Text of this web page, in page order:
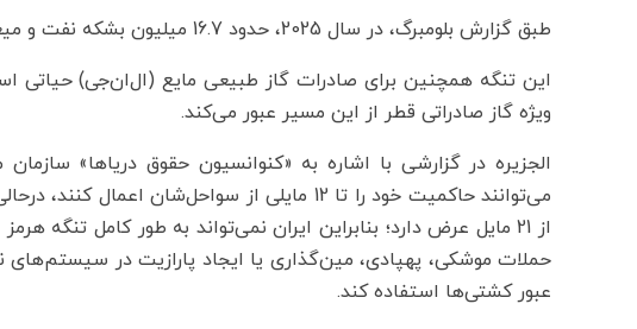
طبق گزارش بلومبرگ، در سال 2025، حدود 16.7 میلیون بشکه نفت و میعانات روزانه از این تنگه عبور کرده است.
این تنگه همچنین برای صادرات گاز طبیعی مایع (ال‌ان‌جی) حیاتی
ویژه گاز صادراتی قطر از این مسیر عبور می‌کند.
الجزیره در گزارشی با اشاره به «کنوانسیون حقوق دریاها»
می‌توانند حاکمیت خود را تا 12 مایلی از
از 21 مایل عرض دارد؛ بنابراین ایران نمی‌تواند به طور کامل تنگه
حملات موشکی، پهپادی، مین‌گذاری یا ایجاد پارازیت در سیستم‌های
عبور کشتی‌ها استفاده کند.